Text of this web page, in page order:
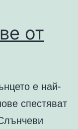
от
е най-
спестяват